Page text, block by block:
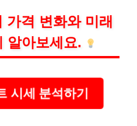
가격 변화와 미래
알아보세요.
시세 분석하기